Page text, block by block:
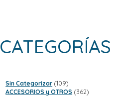
CATEGORÍAS
Sin Categorizar 109109
productos
ACCESORIOS y OTROS 362362